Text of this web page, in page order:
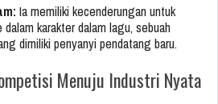
Ia memiliki kecenderungan untuk
karakter dalam lagu, sebuah
dimiliki penyanyi pendatang baru.
Menuju Industri Nyata